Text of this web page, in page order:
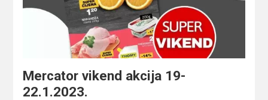
Mercator vikend akcija 19-
22.1.2023.